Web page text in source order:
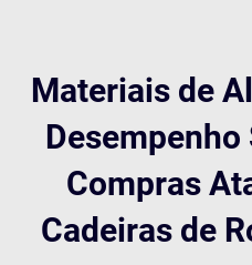
Materiais de
Compras
Cadeiras de